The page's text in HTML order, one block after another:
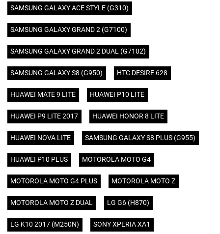
SAMSUNG GALAXY ACE STYLE (G310)
SAMSUNG GALAXY GRAND 2 (G7100)
SAMSUNG GALAXY GRAND 2 DUAL (G7102)
SAMSUNG GALAXY S8 (G950) HTC DESIRE 628
HUAWEI MATE 9 LITE HUAWEI P10 LITE
HUAWEI P9 LITE 2017 HUAWEI HONOR 8 LITE
HUAWEI NOVA LITE SAMSUNG GALAXY S8 PLUS (G955)
HUAWEI P10 PLUS MOTOROLA MOTO G4
MOTOROLA MOTO G4 PLUS MOTOROLA MOTO Z
MOTOROLA MOTO Z DUAL LG G6 (H870)
LG K10 2017 (M250N) SONY XPERIA XA1